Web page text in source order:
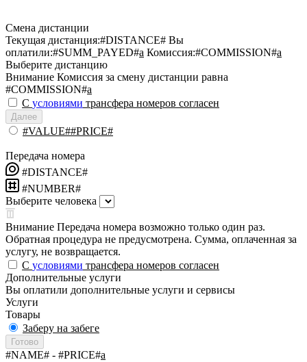
Смена дистанции
Текущая дистанция:#DISTANCE# Вы
оплатили:#SUMM_PAYED#a Комиссия:#COMMISSION#a
Выберите дистанцию
Внимание Комиссия за смену дистанции равна
#COMMISSION#a
С условиями трансфера номеров согласен
Далее
#VALUE##PRICE#
Передача номера
#DISTANCE#
#NUMBER#
Выберите человека
Внимание Передача номера возможно только один раз.
Обратная процедура не предусмотрена. Сумма, оплаченная за
услугу, не возвращается.
С условиями трансфера номеров согласен
Дополнительные услуги
Вы оплатили дополнительные услуги и сервисы
Услуги
Товары
Заберу на забеге
Готово
#NAME# - #PRICE#a